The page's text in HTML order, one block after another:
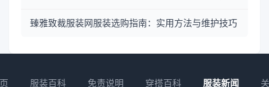
臻雅致裁服装网服装选购指南：实用方法与维护技巧
服装百科 免责说明 穿搭百科 服装新闻